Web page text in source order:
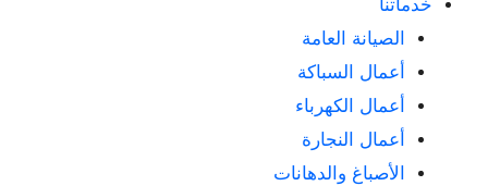
خدماتنا
الصيانة العامة
أعمال السباكة
أعمال الكهرباء
أعمال النجارة
الأصباغ والدهانات